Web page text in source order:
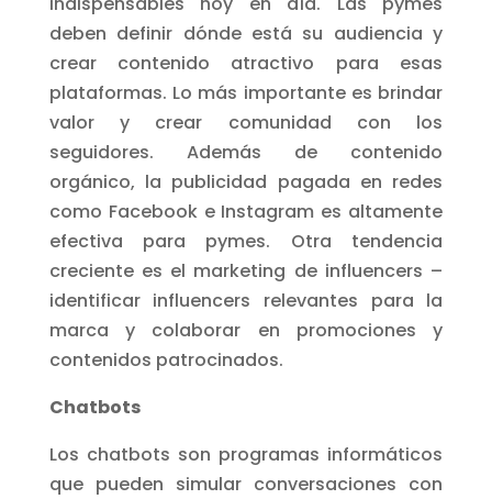
deben definir dónde está su audiencia y
crear contenido atractivo para esas
plataformas. Lo más importante es brindar
valor y crear comunidad con los
seguidores. Además de contenido
orgánico, la publicidad pagada en redes
como Facebook e Instagram es altamente
efectiva para pymes. Otra tendencia
creciente es el marketing de influencers –
identificar influencers relevantes para la
marca y colaborar en promociones y
contenidos patrocinados.
Chatbots
Los chatbots son programas informáticos
que pueden simular conversaciones con